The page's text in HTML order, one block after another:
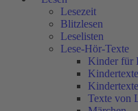
Lesezeit
Blitzlesen
Leselisten
Lese-Hör-Texte
Kinder für
Texte von